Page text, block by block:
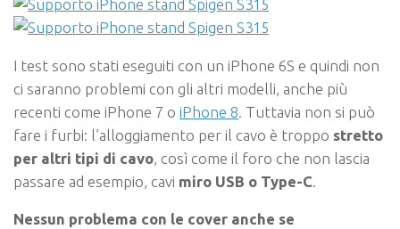
I test sono stati eseguiti con un iPhone 6S e quindi non
ci saranno problemi con gli altri modelli, anche più
recenti come iPhone 7 o iPhone 8 . Tuttavia non si può
fare i furbi: l’alloggiamento per il cavo è troppo stretto
per altri tipi di cavo , così come il foro che non lascia
passare ad esempio, cavi miro USB o Type-C
Nessun problema con le cover anche se